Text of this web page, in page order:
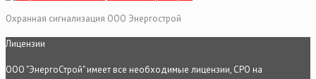
Охранная сигнализация ООО Энергострой
Лицензии
ООО "ЭнергоСтрой" имеет все необходимые лицензии, СРО на